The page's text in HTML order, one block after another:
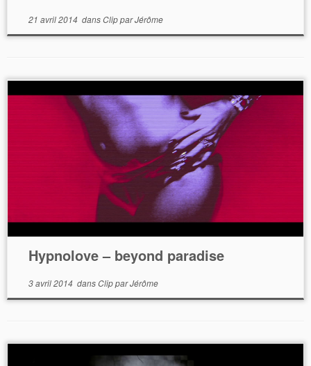
21 avril 2014dansClipparJérôme
Hypnolove – beyond paradise
3 avril 2014dansClipparJérôme